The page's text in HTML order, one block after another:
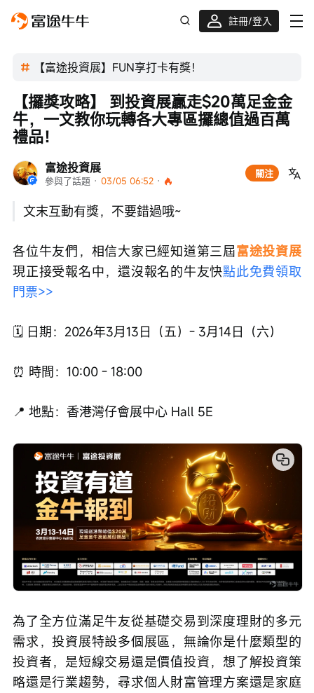
註冊/登入
迎新驚喜賞 股票/BTC等任你揀!
【富途投資展】FUN享打卡有獎！
富途投資展
參與了話題 · 03/05 06:52 ·
關注
【攞獎攻略】 到投資展贏走$20萬足金金
牛，一文教你玩轉各大專區攞總值過百萬
禮品！
文末互動有獎，不要錯過哦~
各位牛友們，相信大家已經知道第三屆富途投資展
現正接受報名中，還沒報名的牛友快點此免費領取
門票>>
🗓️ 日期：2026年3月13日（五）- 3月14日（六）
⏰ 時間：10:00 - 18:00
📍 地點：香港灣仔會展中心 Hall 5E
為了全方位滿足牛友從基礎交易到深度理財的多元
需求，投資展特設多個展區，無論你是什麼類型的
投資者，是短線交易還是價值投資，想了解投資策
略還是行業趨勢，尋求個人財富管理方案還是家庭